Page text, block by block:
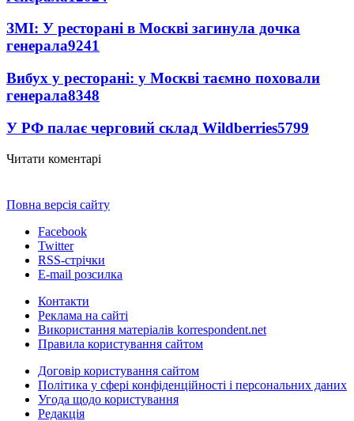
ЗМІ: У ресторані в Москві загинула дочка
генерала9241
Вибух у ресторані: у Москві таємно поховали
генерала8348
У РФ палає черговий склад Wildberries5799
Читати коментарі
Повна версія сайту
Facebook
Twitter
RSS-стрічки
E-mail розсилка
Контакти
Реклама на сайті
Використання матеріалів korrespondent.net
Правила користування сайтом
Договір користування сайтом
Політика у сфері конфіденційності і персональних даних
Угода щодо користування
Редакція